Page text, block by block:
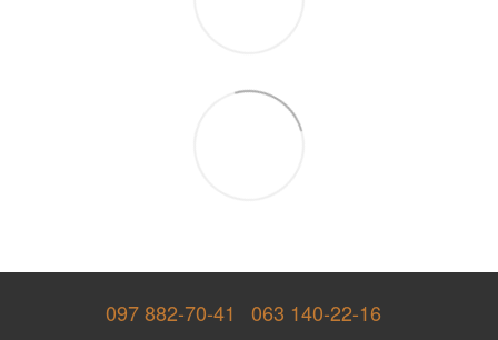
097 882-70-41 063 140-22-16